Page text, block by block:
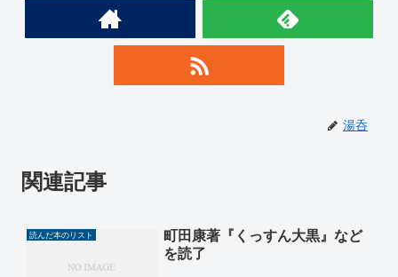
湯呑
関連記事
読んだ本のリスト
町田康著『くっすん大黒』など
を読了